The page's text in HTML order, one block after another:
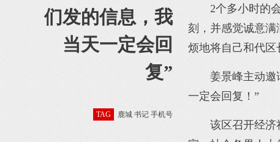
们发的信息，我
当天一定会回
复”
TAG 鹿城 书记 手机号
2个多小时的
刻，并感觉诚意
烦地将自己和代区
姜景峰主动邀
一定会回复！”
该区召开经济